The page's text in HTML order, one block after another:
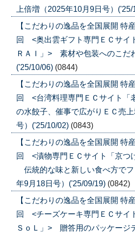
上倍増（2025年10月9日号）('25/
【こだわりの逸品を全国展開 特
回 <奥出雲ギフト専門ＥＣサイ
ＲＡＩ」> 素材や包装へのこだ
('25/10/06) (0844)
【こだわりの逸品を全国展開 特
回 <台湾料理専門ＥＣサイト
の水餃子、催事で広がりＥＣ売
号）('25/10/02) (0843)
【こだわりの逸品を全国展開 特
回 <漬物専門ＥＣサイト「京
伝統的な味と新しい食べ方で
年9月18日号）('25/09/19) (0842)
【こだわりの逸品を全国展開 特
回 <チーズケーキ専門ＥＣサイ
ＳｏＬ」> 贈答用のパッケージ